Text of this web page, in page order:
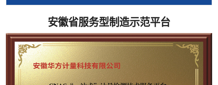
安徽省服务型制造示范平台